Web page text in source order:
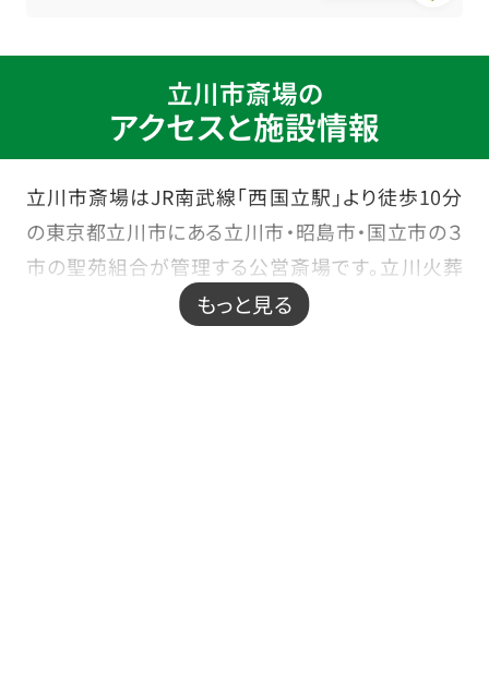
立川市斎場の
アクセスと施設情報
立川市斎場はJR南武線「西国立駅」より徒歩10分
の東京都立川市にある立川市・昭島市・国立市の３
市の聖苑組合が管理する公営斎場です。立川火葬
場が隣接しており、火葬場へのご移動が大変便利
もっと見る